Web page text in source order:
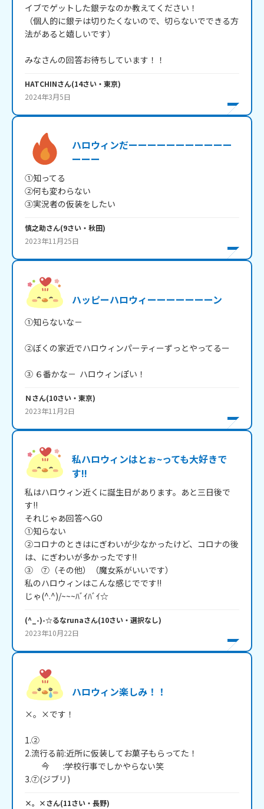
イブでゲットした銀テなのか教えてください！
（個人的に銀テは切りたくないので、切らないでできる方
法があると嬉しいです）
みなさんの回答お待ちしています！！
HATCHINさん(14さい・ 東京)
2024年3月5日
ハロウィンだーーーーーーーーーーー
ーーー
①知ってる
②何も変わらない
③実況者の仮装をしたい
慎之助さん(9さい・ 秋田)
2023年11月25日
ハッピーハロウィーーーーーーーン
①知らないな－
②ぼくの家近でハロウィンパーティーずっとやってるー
Ｎさん(10さい・ 東京)
2023年11月2日
私ハロウィンはとぉ~っても大好きで
す!!
私はハロウィン近くに誕生日があります。あと三日後で
す!!
それじゃあ回答へGO
①知らない
②コロナのときはにぎわいが少なかったけど、コロナの後
は、にぎわいが多かったです!!
③　⑦（その他）（魔女系がいいです）
私のハロウィンはこんな感じでです!!
じゃ(^.^)/~~~ﾊﾞｲﾊﾞｲ☆
(^_-)-☆るなrunaさん(10さい・ 選択なし)
2023年10月22日
ハロウィン楽しみ！！
×。×です！
1.②
2.流行る前:近所に仮装してお菓子もらってた！
今　   :学校行事でしかやらない笑
3.⑦(ジブリ)
×。×さん(11さい・ 長野)